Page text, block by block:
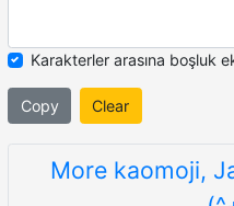
Karakterler arasına boşluk
Copy Clear
More kaomoji,